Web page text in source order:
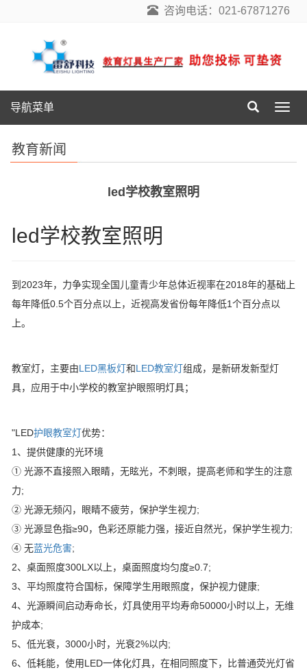
咨询电话：021-67871276
导
航
导航菜单
教育新闻
led学校教室照明
led学校教室照明
到2023年，力争实现全国儿童青少年总体近视率在2018年的基础上
每年降低0.5个百分点以上，近视高发省份每年降低1个百分点以
上。
教室灯，主要由LED黑板灯和LED教室灯组成，是新研发新型灯
具，应用于中小学校的教室护眼照明灯具；
"LED护眼教室灯优势：
1、提供健康的光环境
① 光源不直接照入眼睛，无眩光，不刺眼，提高老师和学生的注意
力;
② 光源无频闪，眼睛不疲劳，保护学生视力;
③ 光源显色指≥90，色彩还原能力强，接近自然光，保护学生视力;
④ 无蓝光危害;
2、桌面照度300LX以上，桌面照度均匀度≥0.7;
3、平均照度符合国标，保障学生用眼照度，保护视力健康;
4、光源瞬间启动寿命长，灯具使用平均寿命50000小时以上，无维
护成本;
5、低光衰，3000小时，光衰2%以内;
6、低耗能，使用LED一体化灯具，在相同照度下，比普通荧光灯省